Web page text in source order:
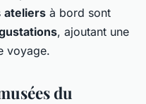
ateliers à bord sont
, ajoutant une
voyage.
du